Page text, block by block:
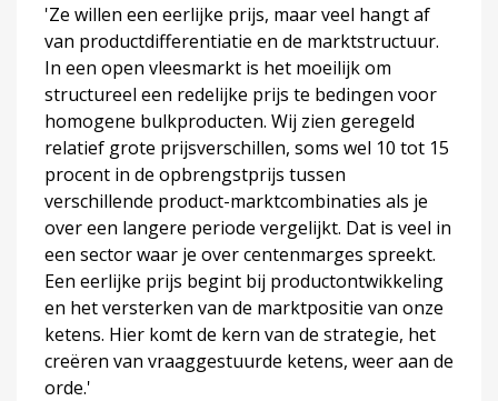
'Ze willen een eerlijke prijs, maar veel hangt af
van productdifferentiatie en de marktstructuur.
In een open vleesmarkt is het moeilijk om
structureel een redelijke prijs te bedingen voor
homogene bulkproducten. Wij zien geregeld
relatief grote prijsverschillen, soms wel 10 tot 15
procent in de opbrengstprijs tussen
verschillende product-marktcombinaties als je
over een langere periode vergelijkt. Dat is veel in
een sector waar je over centenmarges spreekt.
Een eerlijke prijs begint bij productontwikkeling
en het versterken van de marktpositie van onze
ketens. Hier komt de kern van de strategie, het
creëren van vraaggestuurde ketens, weer aan de
orde.'